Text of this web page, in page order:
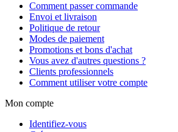
Comment passer commande
Envoi et livraison
Politique de retour
Modes de paiement
Promotions et bons d'achat
Vous avez d'autres questions ?
Clients professionnels
Comment utiliser votre compte
Mon compte
Identifiez-vous